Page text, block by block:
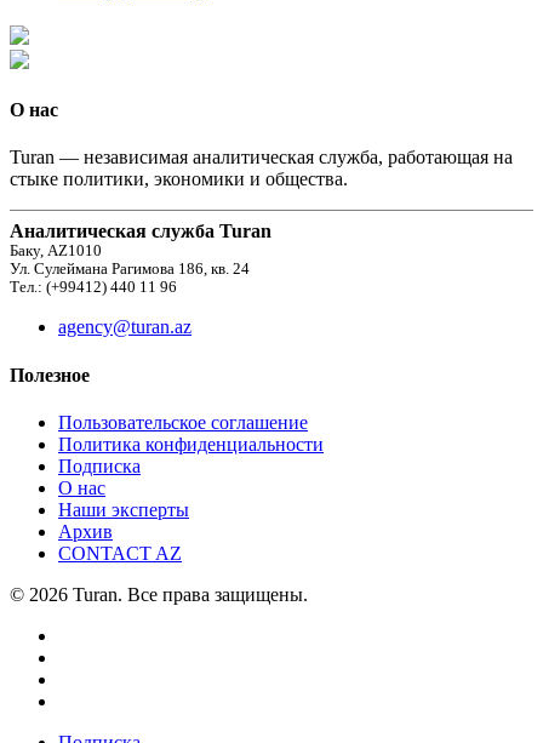
О нас
Turan — независимая аналитическая служба, работающая на
стыке политики, экономики и общества.
Аналитическая служба Turan
Баку, AZ1010
Ул. Сулеймана Рагимова 186, кв. 24
Тел.: (+99412) 440 11 96
agency@turan.az
Полезное
Пользовательское соглашение
Политика конфиденциальности
Подписка
О нас
Наши эксперты
Архив
CONTACT AZ
© 2026 Turan. Все права защищены.